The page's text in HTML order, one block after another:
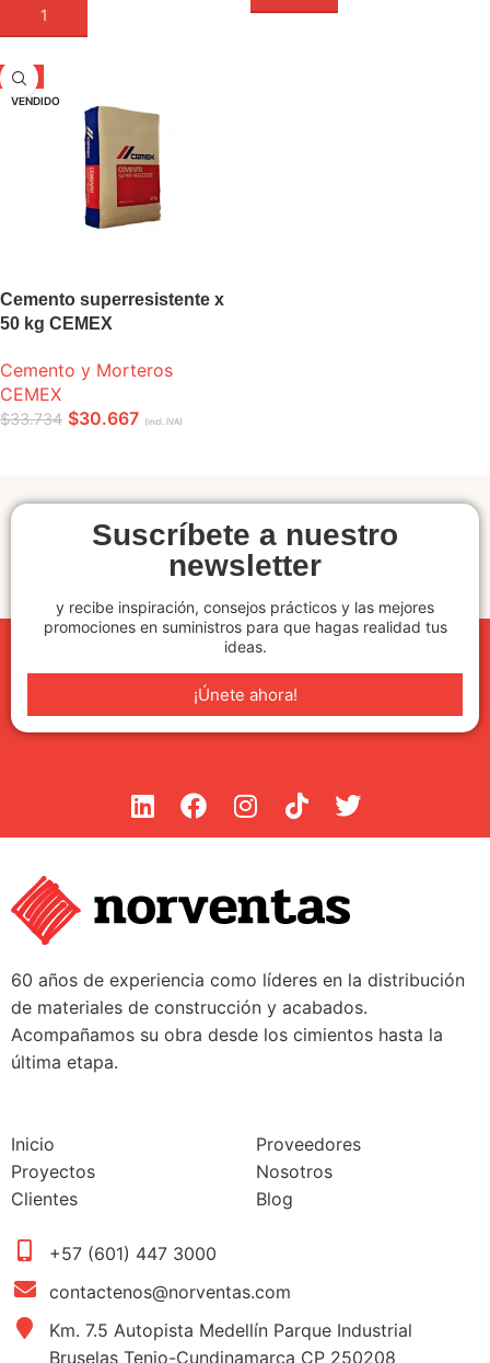
AÑADIR A LA CESTA
-9%
VENDIDO
Cemento superresistente x
50 kg CEMEX
Cemento y Morteros
CEMEX
$33.734 $30.667 (incl. IVA)
Suscríbete a nuestro
newsletter
y recibe inspiración, consejos prácticos y las mejores
promociones en suministros para que hagas realidad tus
ideas.
¡Únete ahora!
60 años de experiencia como líderes en la distribución
de materiales de construcción y acabados.
Acompañamos su obra desde los cimientos hasta la
última etapa.
Inicio
Proyectos
Clientes
Proveedores
Nosotros
Blog
+57 (601) 447 3000
contactenos@norventas.com
Km. 7.5 Autopista Medellín Parque Industrial
Bruselas Tenjo-Cundinamarca CP 250208